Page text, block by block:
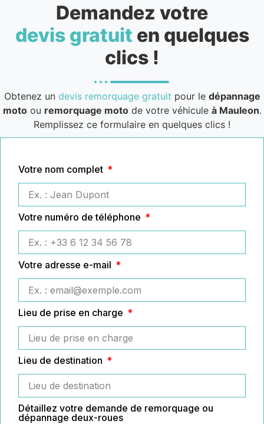
Demandez votre
devis gratuit en quelques
clics !
Obtenez un devis remorquage gratuit pour le dépannage
motoou remorquage motode votre véhicule à Mauleon.
Remplissez ce formulaire en quelques clics !
Votre nom complet
Votre numéro de téléphone
Votre adresse e-mail
Lieu de prise en charge
Lieu de destination
Détaillez votre demande de remorquage ou
dépannage deux-roues